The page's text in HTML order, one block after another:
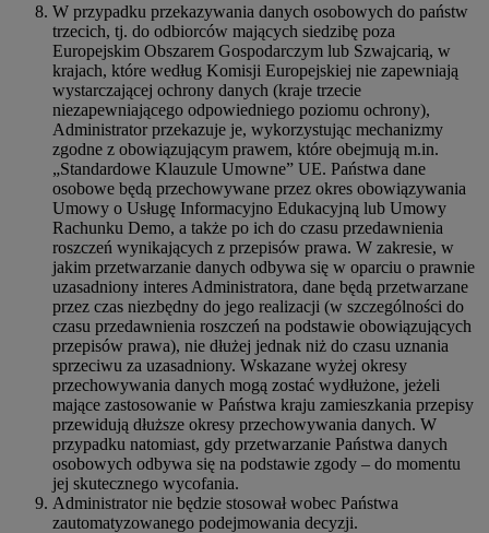
W przypadku przekazywania danych osobowych do państw
trzecich, tj. do odbiorców mających siedzibę poza
Europejskim Obszarem Gospodarczym lub Szwajcarią, w
krajach, które według Komisji Europejskiej nie zapewniają
wystarczającej ochrony danych (kraje trzecie
niezapewniającego odpowiedniego poziomu ochrony),
Administrator przekazuje je, wykorzystując mechanizmy
zgodne z obowiązującym prawem, które obejmują m.in.
„Standardowe Klauzule Umowne” UE. Państwa dane
osobowe będą przechowywane przez okres obowiązywania
Umowy o Usługę Informacyjno Edukacyjną lub Umowy
Rachunku Demo, a także po ich do czasu przedawnienia
roszczeń wynikających z przepisów prawa. W zakresie, w
jakim przetwarzanie danych odbywa się w oparciu o prawnie
uzasadniony interes Administratora, dane będą przetwarzane
przez czas niezbędny do jego realizacji (w szczególności do
czasu przedawnienia roszczeń na podstawie obowiązujących
przepisów prawa), nie dłużej jednak niż do czasu uznania
sprzeciwu za uzasadniony. Wskazane wyżej okresy
przechowywania danych mogą zostać wydłużone, jeżeli
mające zastosowanie w Państwa kraju zamieszkania przepisy
przewidują dłuższe okresy przechowywania danych. W
przypadku natomiast, gdy przetwarzanie Państwa danych
osobowych odbywa się na podstawie zgody – do momentu
jej skutecznego wycofania.
Administrator nie będzie stosował wobec Państwa
zautomatyzowanego podejmowania decyzji.